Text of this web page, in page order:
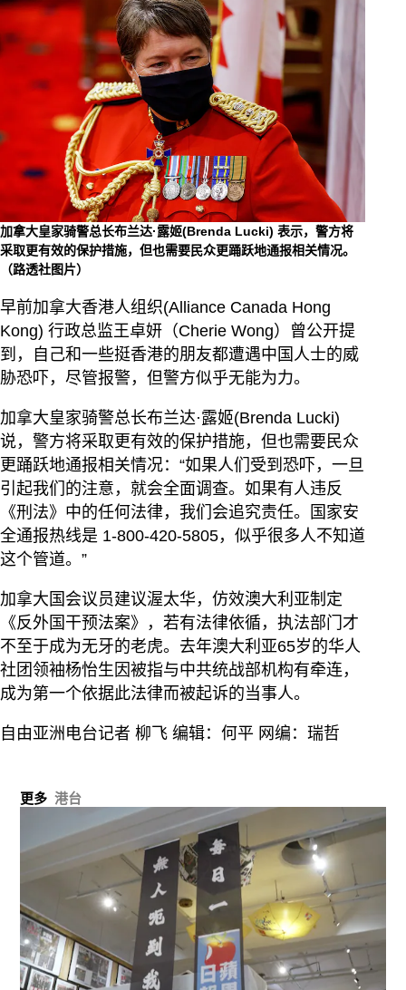
加拿大皇家骑警总长布兰达·露姬(Brenda Lucki) 表示，警方将
采取更有效的保护措施，但也需要民众更踊跃地通报相关情况。
（路透社图片）
早前加拿大香港人组织(Alliance Canada Hong
Kong) 行政总监王卓妍（Cherie Wong）曾公开提
到，自己和一些挺香港的朋友都遭遇中国人士的威
胁恐吓，尽管报警，但警方似乎无能为力。
加拿大皇家骑警总长布兰达·露姬(Brenda Lucki)
说，警方将采取更有效的保护措施，但也需要民众
更踊跃地通报相关情况：“如果人们受到恐吓，一旦
引起我们的注意，就会全面调查。如果有人违反
《刑法》中的任何法律，我们会追究责任。国家安
全通报热线是 1-800-420-5805，似乎很多人不知道
这个管道。”
加拿大国会议员建议渥太华，仿效澳大利亚制定
《反外国干预法案》，若有法律依循，执法部门才
不至于成为无牙的老虎。去年澳大利亚65岁的华人
社团领袖杨怡生因被指与中共统战部机构有牵连，
成为第一个依据此法律而被起诉的当事人。
自由亚洲电台记者 柳飞 编辑：何平 网编：瑞哲
更多 港台